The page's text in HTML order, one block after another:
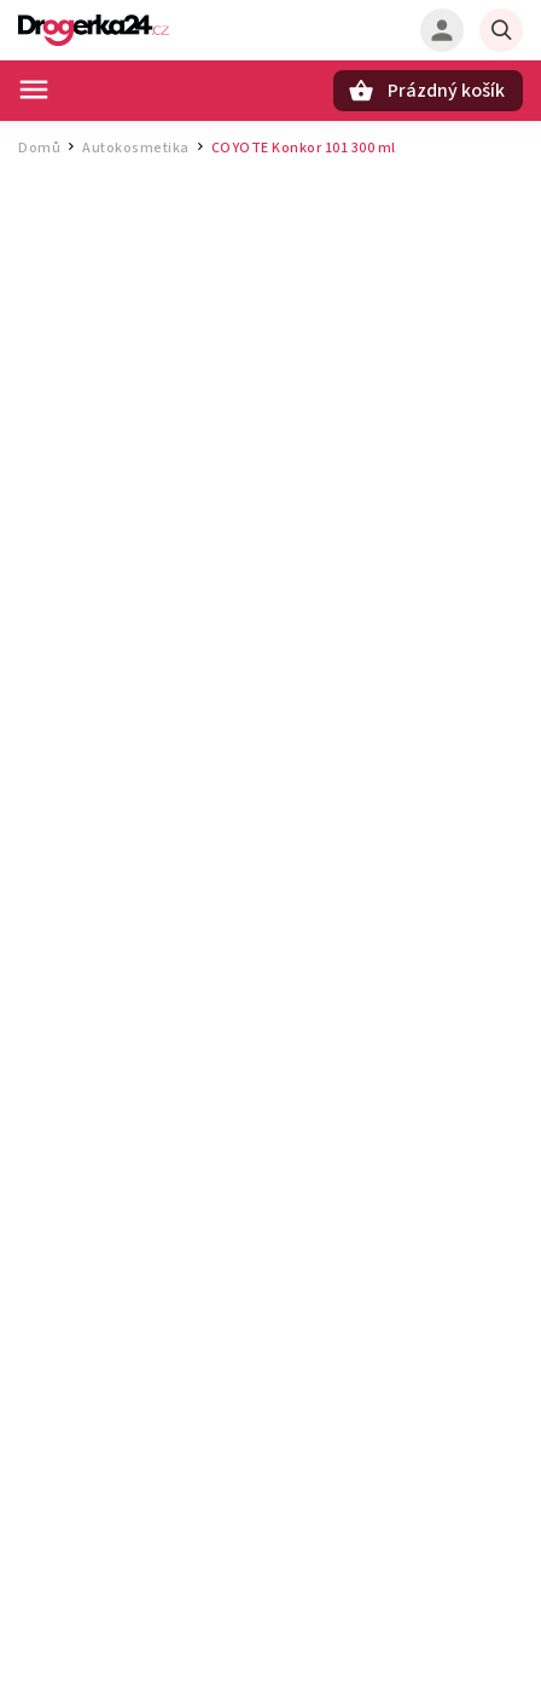
Prázdný košík
Domů / Autokosmetika COYOTE Konkor 101 300 ml